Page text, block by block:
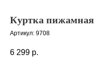
Куртка пижамная
Артикул: 9708
6 299 р.